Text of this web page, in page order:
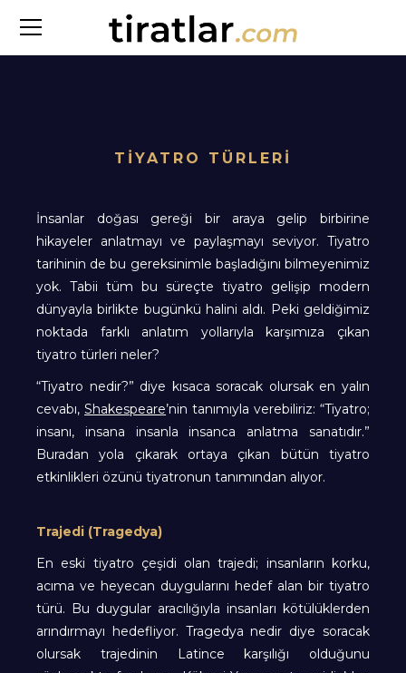
TİYATRO TÜRLERİ
İnsanlar doğası gereği bir araya gelip birbirine
hikayeler anlatmayı ve paylaşmayı seviyor. Tiyatro
tarihinin de bu gereksinimle başladığını bilmeyenimiz
yok. Tabii tüm bu süreçte tiyatro gelişip modern
dünyayla birlikte bugünkü halini aldı. Peki geldiğimiz
noktada farklı anlatım yollarıyla karşımıza çıkan
tiyatro türleri neler?
“Tiyatro nedir?” diye kısaca soracak olursak en yalın
cevabı,Shakespeare’nin tanımıyla verebiliriz: “Tiyatro;
insanı, insana insanla insanca anlatma sanatıdır.”
Buradan yola çıkarak ortaya çıkan bütün tiyatro
etkinlikleri özünü tiyatronun tanımından alıyor.
Trajedi (Tragedya)
En eski tiyatro çeşidi olan trajedi; insanların korku,
acıma ve heyecan duygularını hedef alan bir tiyatro
türü. Bu duygular aracılığıyla insanları kötülüklerden
arındırmayı hedefliyor. Tragedya nedir diye soracak
olursak trajedinin Latince karşılığı olduğunu